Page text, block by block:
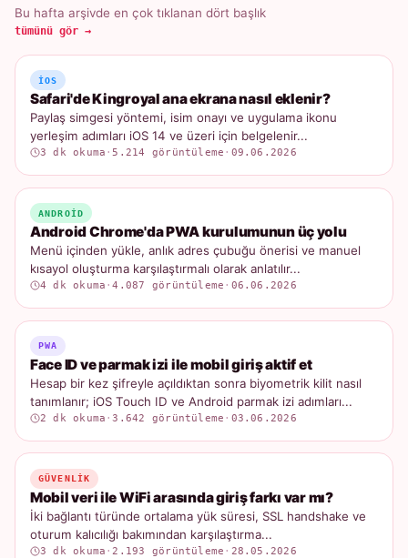
Bu hafta arşivde en çok tıklanan dört başlık
tümünü gör →
IOS
Safari'de Kingroyal ana ekrana nasıl eklenir?
Paylaş simgesi yöntemi, isim onayı ve uygulama ikonu
yerleşim adımları iOS 14 ve üzeri için belgelenir...
3 dk okuma ·5.214 görüntüleme · 09.06.2026
ANDROID
Android Chrome'da PWA kurulumunun üç yolu
Menü içinden yükle, anlık adres çubuğu önerisi ve manuel
kısayol oluşturma karşılaştırmalı olarak anlatılır...
4 dk okuma ·4.087 görüntüleme · 06.06.2026
PWA
Face ID ve parmak izi ile mobil giriş aktif et
Hesap bir kez şifreyle açıldıktan sonra biyometrik kilit nasıl
tanımlanır; iOS Touch ID ve Android parmak izi adımları...
2 dk okuma ·3.642 görüntüleme · 03.06.2026
GÜVENLIK
Mobil veri ile WiFi arasında giriş farkı var mı?
İki bağlantı türünde ortalama yük süresi, SSL handshake ve
oturum kalıcılığı bakımından karşılaştırma...
3 dk okuma ·2.193 görüntüleme · 28.05.2026